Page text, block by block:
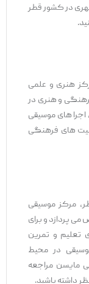
در کشور قطر
هنری و علمی
و هنری در
های موسیقی
‌های فرهنگی
مرکز موسیقی
پردازد و برای
تعلیم و تمرین
در محیط
مایسن مراجعه
داشته باشید.